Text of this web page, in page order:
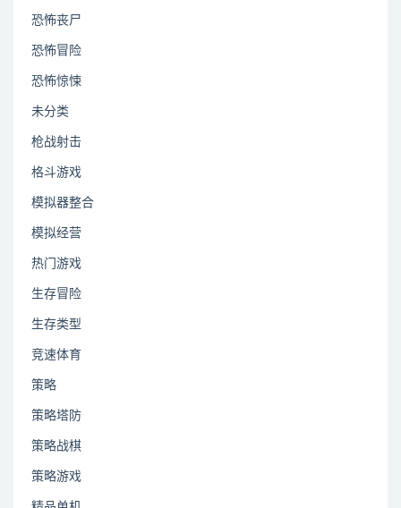
恐怖丧尸
恐怖冒险
恐怖惊悚
未分类
枪战射击
格斗游戏
模拟器整合
模拟经营
热门游戏
生存冒险
生存类型
竞速体育
策略
策略塔防
策略战棋
策略游戏